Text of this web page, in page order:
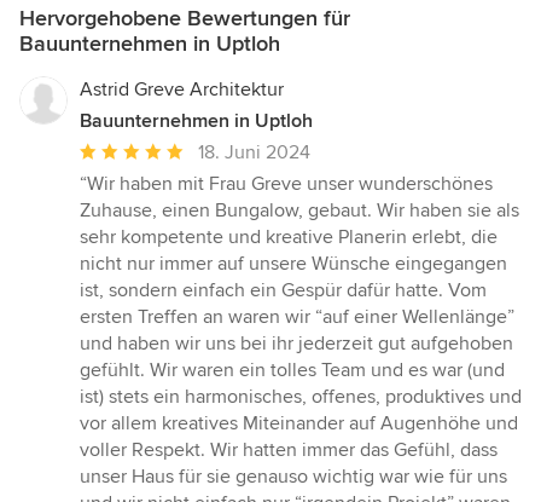
Hervorgehobene Bewertungen für
Bauunternehmen in Uptloh
Astrid Greve Architektur
Bauunternehmen in Uptloh
Durchschnittliche
Bewertung:
5
von
5
Sternen
18. Juni 2024
“Wir haben mit Frau Greve unser wunderschönes
Zuhause, einen Bungalow, gebaut. Wir haben sie als
sehr kompetente und kreative Planerin erlebt, die
nicht nur immer auf unsere Wünsche eingegangen
ist, sondern einfach ein Gespür dafür hatte. Vom
ersten Treffen an waren wir “auf einer Wellenlänge”
und haben wir uns bei ihr jederzeit gut aufgehoben
gefühlt. Wir waren ein tolles Team und es war (und
ist) stets ein harmonisches, offenes, produktives und
vor allem kreatives Miteinander auf Augenhöhe und
voller Respekt. Wir hatten immer das Gefühl, dass
unser Haus für sie genauso wichtig war wie für uns